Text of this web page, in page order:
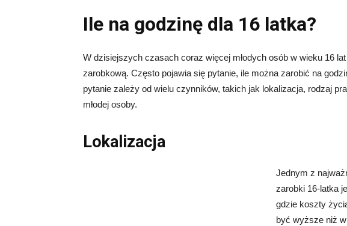
Ile na godzinę dla 16 latka?
W dzisiejszych czasach coraz więcej młodych osób w wieku 16
zarobkową. Często pojawia się pytanie, ile można zarobić na
pytanie zależy od wielu czynników, takich jak lokalizacja, rodzaj
młodej osoby.
Lokalizacja
Jednym z
zarobki 16-latka
gdzie koszty
być wyższe niż